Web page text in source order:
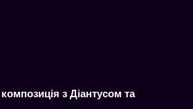
з Діантусом та